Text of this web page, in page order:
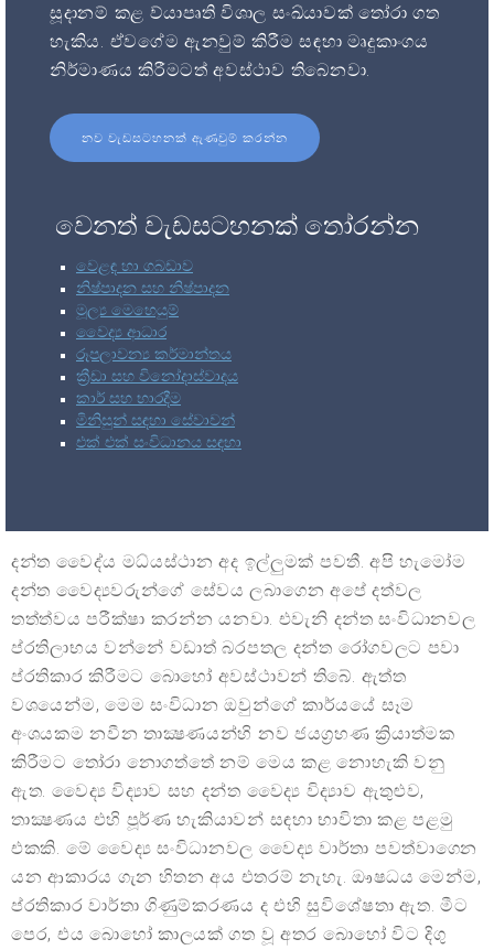
සූදානම් කළ ව්යාපෘති විශාල සංඛ්යාවක් තෝරා ගත
හැකිය. ඒවගේම ඇනවුම් කිරීම සඳහා මෘදුකාංගය
නිර්මාණය කිරීමටත් අවස්ථාව තිබෙනවා.
නව වැඩසටහනක් ඇණවුම් කරන්න
වෙනත් වැඩසටහනක් තෝරන්න
වෙළඳ හා ගබඩාව
නිෂ්පාදන සහ නිෂ්පාදන
මූල්‍ය මෙහෙයුම්
වෛද්‍ය ආධාර
රූපලාවන්‍ය කර්මාන්තය
ක්‍රීඩා සහ විනෝදාස්වාදය
කාර් සහ භාරදීම
මිනිසුන් සඳහා සේවාවන්
එක් එක් සංවිධානය සඳහා
දන්ත වෛද්ය මධ්යස්ථාන අද ඉල්ලුමක් පවතී. අපි හැමෝම
දන්ත වෛද්‍යවරුන්ගේ සේවය ලබාගෙන අපේ දත්වල
තත්ත්වය පරීක්ෂා කරන්න යනවා. එවැනි දන්ත සංවිධානවල
ප්රතිලාභය වන්නේ වඩාත් බරපතල දන්ත රෝගවලට පවා
ප්රතිකාර කිරීමට බොහෝ අවස්ථාවන් තිබේ. ඇත්ත
වශයෙන්ම, මෙම සංවිධාන ඔවුන්ගේ කාර්යයේ සෑම
අංශයකම නවීන තාක්‍ෂණයන්හි නව ජයග්‍රහණ ක්‍රියාත්මක
කිරීමට තෝරා නොගත්තේ නම් මෙය කළ නොහැකි වනු
ඇත. වෛද්‍ය විද්‍යාව සහ දන්ත වෛද්‍ය විද්‍යාව ඇතුළුව,
තාක්‍ෂණය එහි පූර්ණ හැකියාවන් සඳහා භාවිතා කළ පළමු
එකකි. මේ වෛද්‍ය සංවිධානවල වෛද්‍ය වාර්තා පවත්වාගෙන
යන ආකාරය ගැන හිතන අය එතරම් නැහැ. ඖෂධය මෙන්ම,
ප්රතිකාර වාර්තා ගිණුම්කරණය ද එහි සුවිශේෂතා ඇත. මීට
පෙර, එය බොහෝ කාලයක් ගත වූ අතර බොහෝ විට දිගු